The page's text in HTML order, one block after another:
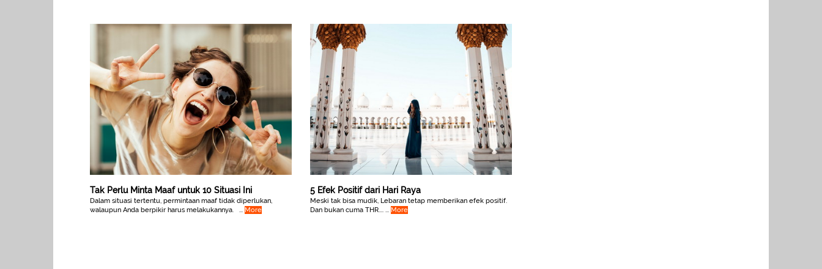
Tak Perlu Minta Maaf untuk 10 Situasi Ini
Dalam situasi tertentu, permintaan maaf tidak diperlukan,
walaupun Anda berpikir harus melakukannya. ... More
5 Efek Positif dari Hari Raya
Meski tak bisa mudik, Lebaran tetap memberikan efek positif.
Dan bukan cuma THR.... ... More